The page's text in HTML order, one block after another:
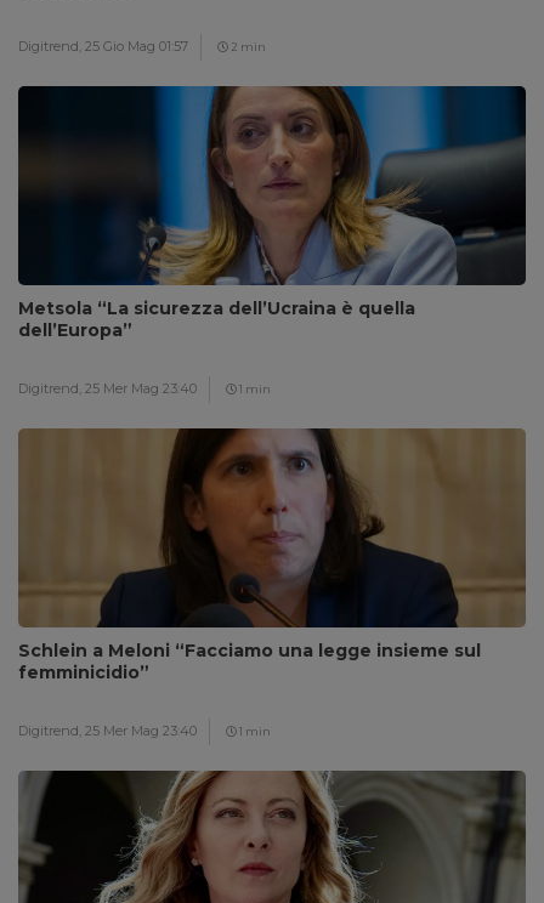
Digitrend, 25 Gio Mag 01:57 2 min
Metsola “La sicurezza dell’Ucraina è quella
dell’Europa”
Digitrend, 25 Mer Mag 23:40 1 min
Schlein a Meloni “Facciamo una legge insieme sul
femminicidio”
Digitrend, 25 Mer Mag 23:40 1 min